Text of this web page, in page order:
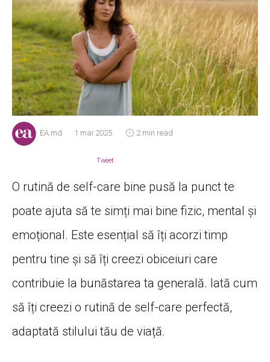
EA.md 1 mai 2025 2 min read
Tweet
O rutină de self-care bine pusă la punct te
poate ajuta să te simți mai bine fizic, mental și
emoțional. Este esențial să îți acorzi timp
pentru tine și să îți creezi obiceiuri care
contribuie la bunăstarea ta generală. Iată cum
să îți creezi o rutină de self-care perfectă,
adaptată stilului tău de viață.